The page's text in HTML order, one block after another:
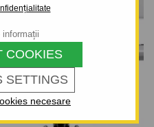
SETTINGS
COOKIES
necesare
informații